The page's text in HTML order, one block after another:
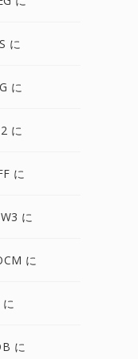
に
に
に
に
に
に
に